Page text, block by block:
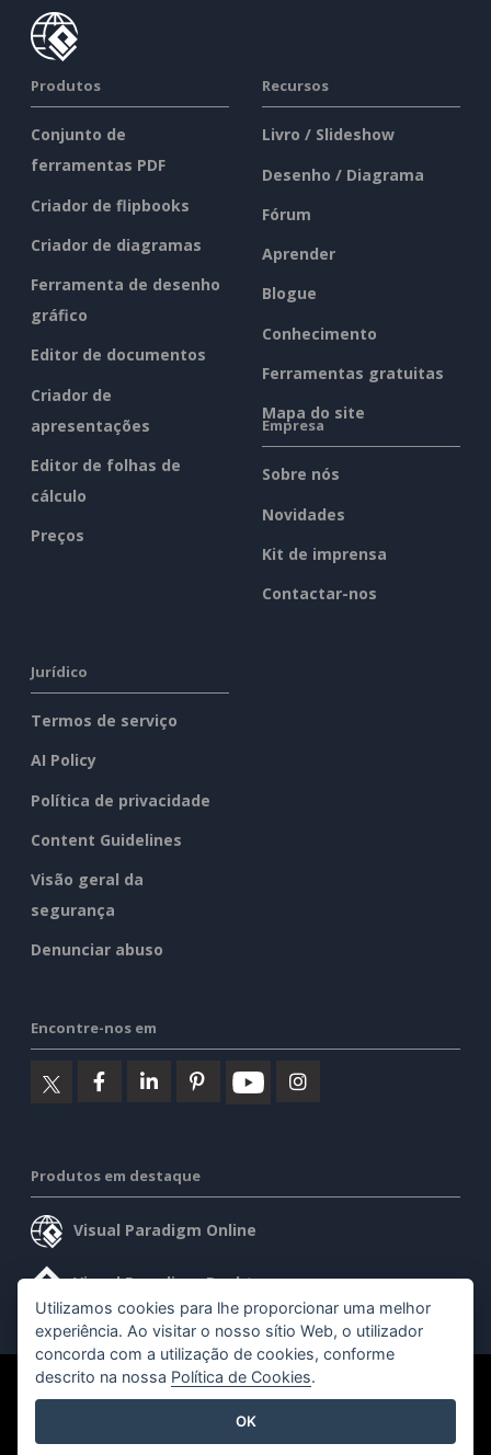
Produtos
Conjunto de
ferramentas PDF
Criador de flipbooks
Criador de diagramas
Ferramenta de desenho
gráfico
Editor de documentos
Criador de
apresentações
Editor de folhas de
cálculo
Preços
Recursos
Livro / Slideshow
Desenho / Diagrama
Fórum
Aprender
Blogue
Conhecimento
Ferramentas gratuitas
Mapa do site
Empresa
Sobre nós
Novidades
Kit de imprensa
Contactar-nos
Jurídico
Termos de serviço
AI Policy
Política de privacidade
Content Guidelines
Visão geral da
segurança
Denunciar abuso
Encontre-nos em
Produtos em destaque
Visual Paradigm Online
Visual Paradigm Desktop
©2026 by Visual Paradigm. Todos os direitos reservados.
Utilizamos cookies para lhe proporcionar uma melhor
experiência. Ao visitar o nosso sítio Web, o utilizador
concorda com a utilização de cookies, conforme
descrito na nossa Política de Cookies.
OK